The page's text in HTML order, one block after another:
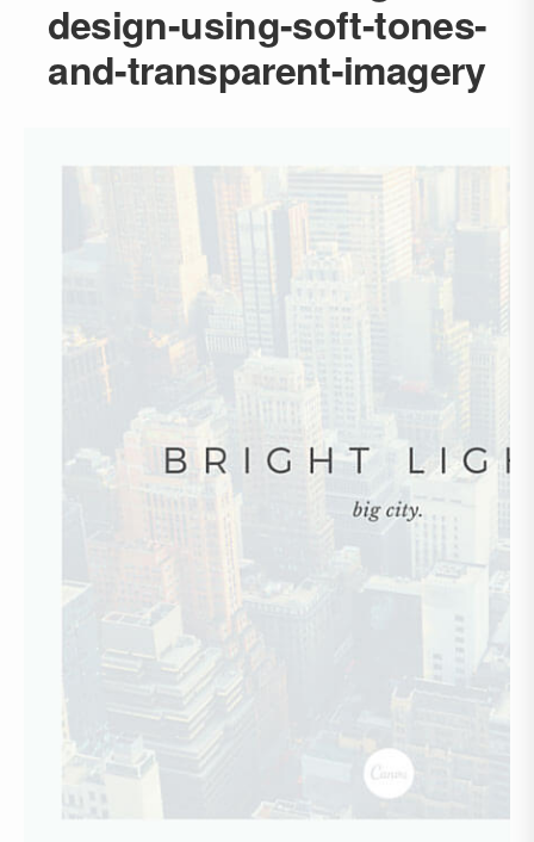
design-using-soft-tones-
and-transparent-imagery